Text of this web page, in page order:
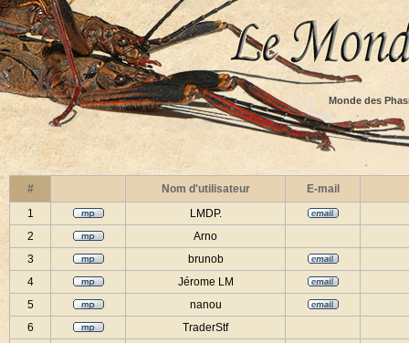
Monde des
# Nom d'utilisateur
E-mail
1
LMDP.
2
Arno
3
brunob
4
Jérome LM
5
nanou
6
TraderStf